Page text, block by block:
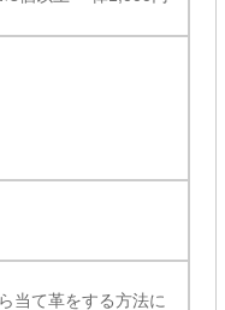
当て革をする方法に